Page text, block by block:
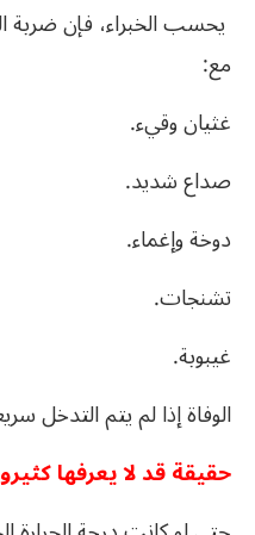
يحسب الخبراء، فإن ضربة
مع:
غثيان وقيء.
صداع شديد.
دوخة وإغماء.
تشنجات.
غيبوبة.
الوفاة إذا لم يتم التدخل
حقيقة قد لا يعرفها